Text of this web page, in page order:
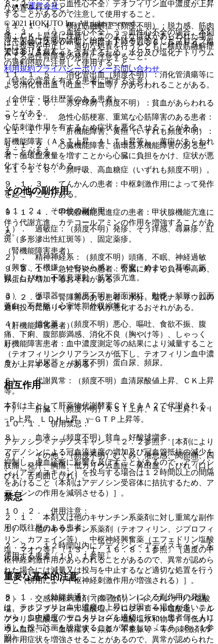
８．２． 〈うっ血性心不全〉テオフィリン血中濃度が上昇
することがあるので注意して使用すること。
８．３． 〈うっ血性心不全〉うっ血性心不全の場合、本剤
は、１袋（２５０ｍＬ）中にナトリウム３８．５ｍＥｑ、塩
素３８．５ｍＥｑを含有するため、水分及び塩化ナトリウム
の過剰摂取に注意して使用すること。
（特定の背景を有する患者に関する注意）
（合併症・既往歴等のある患者）
９．１．１． 急性心筋梗塞、重篤な心筋障害のある患者：
心筋刺激作用を有するため症状を悪化させることがある。
９．１．２． 心臓機能障害、循環器系機能障害のある患
者：循環血液量を増すことから心臓に負担をかけ、症状が悪
化するおそれがある。
９．１．３． てんかんの患者：中枢刺激作用によって発作
を起こすことがある。
９．１．４． 甲状腺機能亢進症の患者：甲状腺機能亢進に
伴う代謝亢進、カテコールアミンの作用を増強することがあ
る。
（腎機能障害患者）
９．２．１． 急性腎炎の患者：腎臓に対する負荷を高め、
尿蛋白が増加するおそれがある。
９．２．２． 腎障害のある患者：水分、塩化ナトリウムの
過剰投与に陥りやすく、症状が悪化するおそれがある。
（肝機能障害患者）
肝機能障害患者：血中濃度測定等の結果により減量すること
（テオフィリンクリアランスが低下し、テオフィリン血中濃
度が上昇することがある）。
相互作用
本剤は主として肝薬物代謝酵素ＣＹＰ１Ａ２で代謝される。
１０．１． 併用禁忌：
アデノシン＜アデノスキャン＞〔２．２参照〕［本剤により
アデノシンによる冠血流速度の増加及び冠血管抵抗の減少を
抑制し、虚血診断に影響を及ぼすことがあるので、アデノシ
ン（アデノスキャン）を投与する場合は１２時間以上の間隔
をあけること（本剤はアデノシン受容体に拮抗するため、ア
デノシンの作用を減弱させる）］。
１０．２． 併用注意：
１）． 他のキサンチン系薬剤（テオフィリン、ジプロフィ
リン、カフェイン等）、中枢神経興奮薬（エフェドリン塩酸
塩、マオウ等）〔１３．１、１６．８．１参照〕［過度の中
枢神経刺激作用があらわれることがあるので、異常が認めら
れた場合には減量又は投与を中止するなど適切な処置を行う
こと（併用により中枢神経刺激作用が増強される）］。
２）． 交感神経刺激剤（β刺激剤）（イソプレナリン塩酸
塩、クレンブテロール塩酸塩、ツロブテロール塩酸塩、テル
ブタリン硫酸塩、プロカテロール塩酸塩水和物等）［低カリ
ウム血症、心・血管症状＜頻脈・不整脈等＞等のβ刺激剤の
副作用症状を増強させることがあるので、異常が認められた
な処置を行うこと。
１１．１．４． 横紋筋融解症（頻度不明）：脱力感、筋肉
痛、ＣＫ上昇等に注意し、このような症状があらわれた場合
には投与を中止し、適切な処置を行うとともに横紋筋融解症
による急性腎障害の発症に注意すること。
１１．１．５． 消化管出血（頻度不明）：消化管潰瘍等に
よる消化管出血（吐血、下血等）があらわれることがある。
１１．１．６． 赤芽球癆（頻度不明）：貧血があらわれる
ことがある。
１１．１．７． 肝機能障害、黄疸（いずれも頻度不明）：
肝機能障害（ＡＳＴ上昇、ＡＬＴ上昇等）、黄疸があらわれ
ることがある。
１１．１．８． 頻呼吸、高血糖症（いずれも頻度不明）。
その他の副作用
１１．２． その他の副作用
１）． 過敏症：（頻度不明）発疹、そう痒感、蕁麻疹、紅
斑（多形滲出性紅斑等）、固定薬疹。
２）． 精神神経系：（頻度不明）頭痛、不眠、神経過敏
（興奮、不機嫌、いらいら感）、不安、めまい、耳鳴、振
戦、しびれ、不随意運動、筋緊張亢進。
３）． 循環器：（頻度不明）顔面潮紅、動悸、頻脈、顔面
蒼白、不整脈（心室性期外収縮等）。
４）． 消化器：（頻度不明）悪心、嘔吐、食欲不振、腹
痛、下痢、腹部膨満感、消化不良（胸やけ等）、しゃっく
り。
５）． 泌尿器：（頻度不明）蛋白尿、頻尿。
６）． 代謝異常：（頻度不明）血清尿酸値上昇、ＣＫ上昇
等。
７）． 肝臓：（頻度不明）ＡＳＴ上昇、ＡＬＴ上昇、Ａｌ
−Ｐ上昇、ＬＤＨ上昇、γ−ＧＴＰ上昇等。
８）． 血液：（頻度不明）貧血、好酸球増多。
９）． その他：（頻度不明）むくみ、倦怠感、関節痛、四
肢痛、発汗、胸痛、低カリウム血症、鼻出血、しびれ（口し
びれ、舌周囲しびれ）。
禁忌
２．１． 本剤又は他のキサンチン系薬剤に対し重篤な副作
用の既往歴のある患者。
２．２． １２時間以内にアデノシン＜アデノスキャン＞を
使用する患者〔１０．１参照〕。
重要な基本的注意
８．１． 〈効能共通〉テオフィリンによる副作用の発現
は、テオフィリン血中濃度の上昇に起因する場合が多いこと
から、血中濃度のモニタリングを適切に行い、患者個々人に
適した投与計画を設定することが望ましい〔１６．８．１参
照〕。
運営会社
© 2021 HOKUTO Inc. All rights reserved.
※本製品は疾病の診断・治療・予防を目的としたプログラム
ではありません。
利用規約プライバシーポリシーお問い合わせ